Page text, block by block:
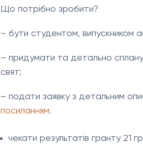
Що потрібно зробити?
– бути студентом, випускником
– придумати та детально
свят;
– подати заявку з детальним
посиланням.
чекати результатів гранту 21